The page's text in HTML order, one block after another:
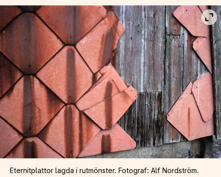
Eternitplattor lagda i rutmönster. Fotograf: Alf Nordström.